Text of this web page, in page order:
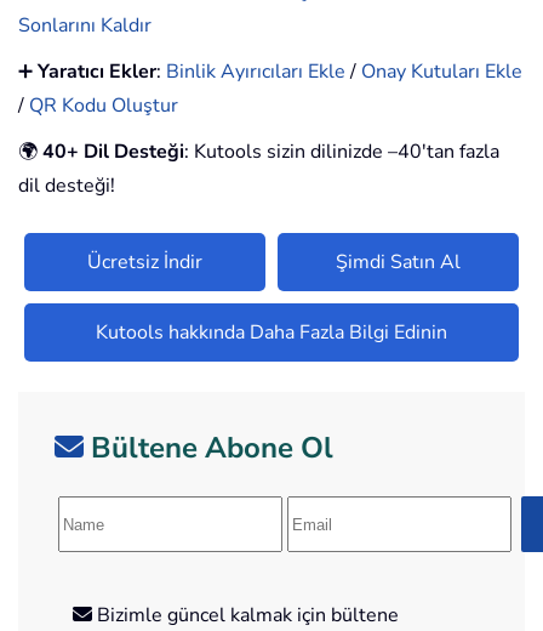
Sonlarını Kaldır
➕Yaratıcı Ekler: Binlik Ayırıcıları Ekle/ Onay Kutuları Ekle
/ QR Kodu Oluştur
🌍40+ Dil Desteği: Kutools sizin dilinizde –40'tan fazla
dil desteği!
Ücretsiz İndir Şimdi Satın Al
Kutools hakkında Daha Fazla Bilgi Edinin
Bültene Abone Ol
Bizimle güncel kalmak için bültene